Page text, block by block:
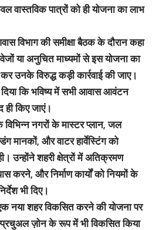
वास्तविक पात्रों को ही योजना का लाभ
विभाग की समीक्षा बैठक के दौरान कहा
या अनुचित माध्यमों से इस योजना का
उनके विरुद्ध कड़ी कार्रवाई की जाए।
दिया कि भविष्य में सभी आवास आवंटन
ही किए जाएं।
नगरों के मास्टर प्लान, जल
मानकों, और वाटर हार्वेस्टिंग को
उन्होंने शहरी क्षेत्रों में अतिक्रमण
करने, और निर्माण कार्यों को नियमों के
भी दिए।
नया शहर विकसित करने की योजना पर
ज़ोन के रूप में भी विकसित किया